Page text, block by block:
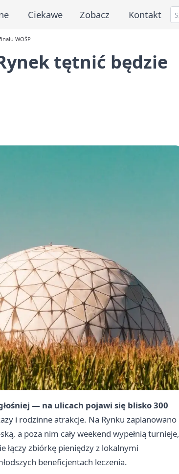
Ciekawe Zobacz Kontakt
WOŚP
tętnić będzie
— na ulicach pojawi się blisko300
i rodzinne atrakcje. Na Rynku zaplanowano
a poza nim cały weekend wypełnią turnieje,
łączy zbiórkę pieniędzy z lokalnymi
beneficjentach leczenia.